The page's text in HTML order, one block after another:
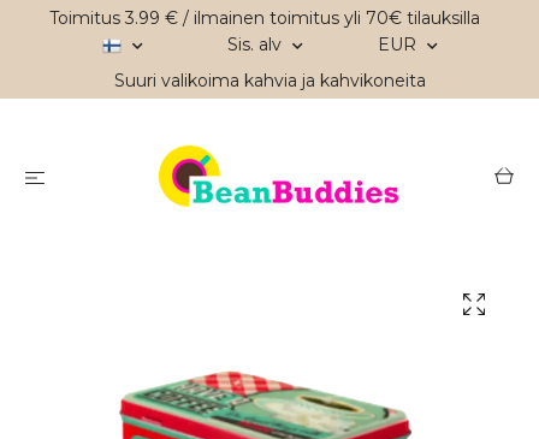
Toimitus 3.99 € / ilmainen toimitus yli 70€ tilauksilla
Sis. alv
EUR
Suuri valikoima kahvia ja kahvikoneita